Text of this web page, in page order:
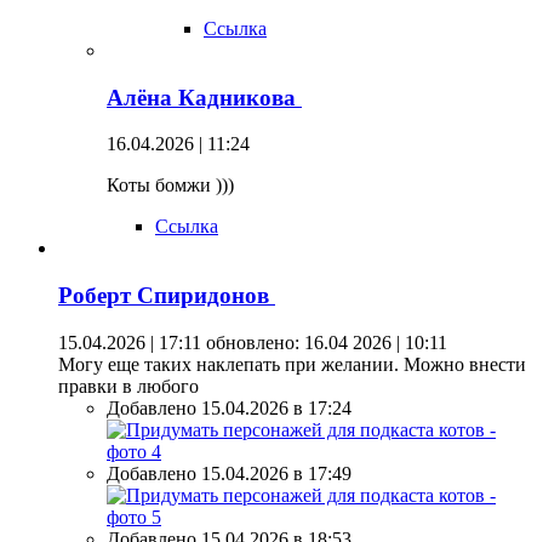
Ссылка
Алёна Кадникова
16.04.2026 | 11:24
Коты бомжи )))
Ссылка
Роберт Спиридонов
15.04.2026 | 17:11 обновлено: 16.04 2026 | 10:11
Могу еще таких наклепать при желании. Можно внести
правки в любого
Добавлено 15.04.2026 в 17:24
Добавлено 15.04.2026 в 17:49